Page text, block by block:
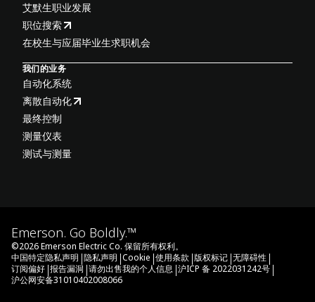
艾默生职业发展
职位搜索
在校生与应届毕业生求职机会
我们的业务
自动化系统
离散自动化
最终控制
测量仪表
测试与测量
Emerson. Go Boldly.™
©2026Emerson Electric Co. 保留所有权利。
中国特定隐私声明 |隐私声明 |Cookie |使用条款 |版权标记 |无障碍性 |
订阅偏好 |报告漏洞 |请勿出售我的个人信息 |沪ICP 备 2022031242号 |
沪公网安备31010402008066